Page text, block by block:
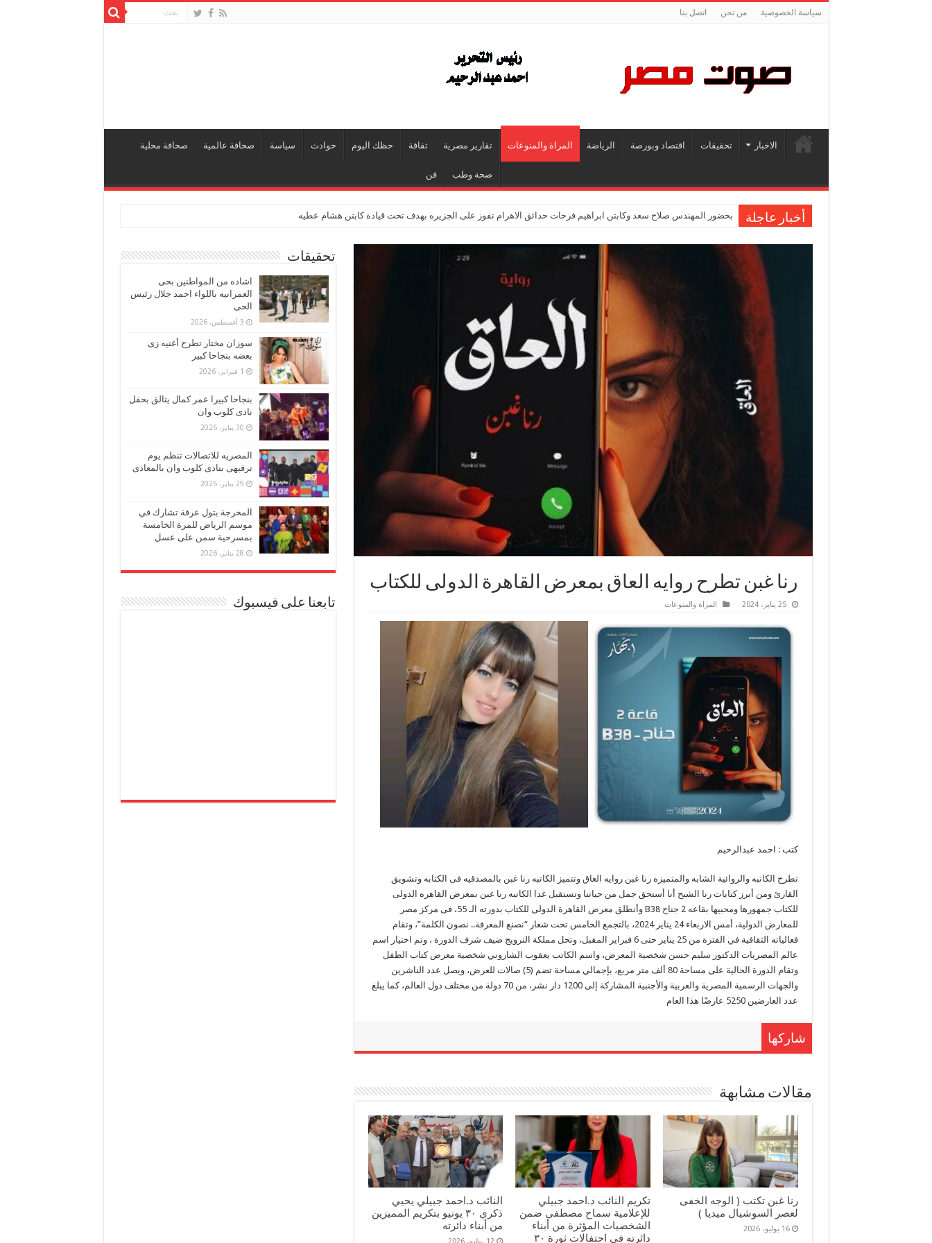
سياسة الخصوصية من نحن اتصل بنا
الاخبار تحقيقات اقتصاد وبورصة الرياضة المراة والمنوعات تقارير مصرية ثقافة حظك اليوم حوادث سياسة صحافة عالمية صحافة محلية
صحة وطب فن
أخبار عاجلة بحضور المهندس صلاح سعد وكابتن ابراهيم فرحات حدائق الاهرام تفوز على الجزيره بهدف تحت قيادة كابتن هشام عطيه
رنا غبن تطرح روايه العاق بمعرض القاهرة الدولى للكتاب
25 يناير، 2024 المراة والمنوعات
كتب : احمد عبدالرحيم
تطرح الكاتبه والروائية الشابه والمتميزه رنا غبن روايه العاق وتتميز الكاتبه رنا غبن بالمصدقيه فى الكتابه وتشويق
القارئ ومن أبرز كتابات رنا الشبح أنا أستحق جمل من حياتنا وتستقبل غدا الكاتبه رنا غبن بمعرض القاهره الدولى
للكتاب جمهورها ومحبيها بقاعه 2 جناح B38 وأنطلق معرض القاهرة الدولى للكتاب بدورته الـ 55، فى مركز مصر
للمعارض الدولية، أمس الاربعاء 24 يناير 2024، بالتجمع الخامس تحت شعار “نصنع المعرفة.. نصون الكلمة”، وتقام
فعالياته الثقافية في الفترة من 25 يناير حتى 6 فبراير المقبل، وتحل مملكة النرويج ضيف شرف الدورة ، وتم اختيار اسم
عالم المصريات الدكتور سليم حسن شخصية المعرض، واسم الكاتب يعقوب الشاروني شخصية معرض كتاب الطفل
وتقام الدورة الحالية على مساحة 80 ألف متر مربع، بإجمالي مساحة تضم (5) صالات للعرض، ويصل عدد الناشرين
والجهات الرسمية المصرية والعربية والأجنبية المشاركة إلى 1200 دار نشر، من 70 دولة من مختلف دول العالم، كما يبلغ
عدد العارضين 5250 عارضًا هذا العام
شاركها
مقالات مشابهة
رنا غبن تكتب ( الوجه الخفى
لعصر السوشيال ميديا )
16 يوليو، 2026
تكريم النائب د.احمد جبيلي
للإعلامية سماح مصطفي ضمن
الشخصيات المؤثرة من أبناء
دائرته في احتفالات ثورة ٣٠
النائب د.احمد جبيلي يحيي
ذكري ٣٠ يونيو بتكريم المميزين
من أبناء دائرته
12 يوليو، 2026
تحقيقات
اشاده من المواطنين بحى
العمرانيه باللواء احمد جلال رئيس
الحى
3 أغسطس، 2026
سوزان مختار تطرح أغنيه زى
بعضه بنجاحا كبير
1 فبراير، 2026
بنجاحا كبيرا عمر كمال يتالق بحفل
نادى كلوب وان
30 يناير، 2026
المصريه للاتصالات تنظم يوم
ترفيهى بنادى كلوب وان بالمعادى
29 يناير، 2026
المخرجة بتول عرفة تشارك في
موسم الرياض للمرة الخامسة
بمسرحية سمن على عسل
28 يناير، 2026
تابعنا على فيسبوك